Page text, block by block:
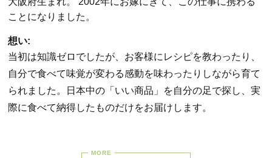
ことになりました。
想い:
当初は知識ゼロでしたが、お客様にレシピを教わったり、
自分で食べて味覚が変わる感動を味わったりしながら育て
られました。日本中の「いい商品」を自分の足で探し、実
際に食べて納得したものだけをお届けします。